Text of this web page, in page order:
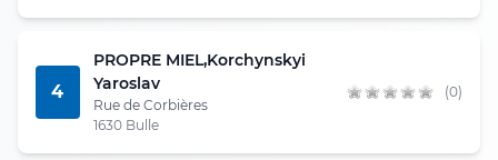
4
PROPRE MIEL,Korchynskyi
Yaroslav
Rue de Corbières
1630 Bulle
(0)